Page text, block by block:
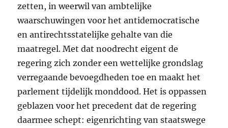
zetten, in weerwil van ambtelijke
waarschuwingen voor het antidemocratische
en antirechtsstatelijke gehalte van die
maatregel. Met dat noodrecht eigent de
regering zich zonder een wettelijke grondslag
verregaande bevoegdheden toe en maakt het
parlement tijdelijk monddood. Het is oppassen
geblazen voor het precedent dat de regering
daarmee schept: eigenrichting van staatswege